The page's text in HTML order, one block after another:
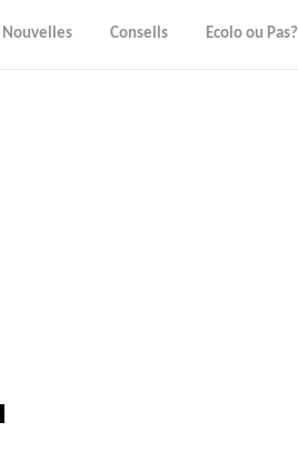
Nouvelles Conseils Ecolo ou Pas?